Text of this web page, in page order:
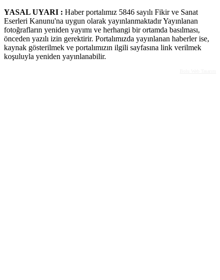
YASAL UYARI : Haber portalımız 5846 sayılı Fikir ve Sanat
Eserleri Kanunu'na uygun olarak yayınlanmaktadır Yayınlanan
fotoğrafların yeniden yayımı ve herhangi bir ortamda basılması,
önceden yazılı izin gerektirir. Portalımızda yayınlanan haberler ise,
kaynak gösterilmek ve portalımızın ilgili sayfasına link verilmek
koşuluyla yeniden yayınlanabilir.